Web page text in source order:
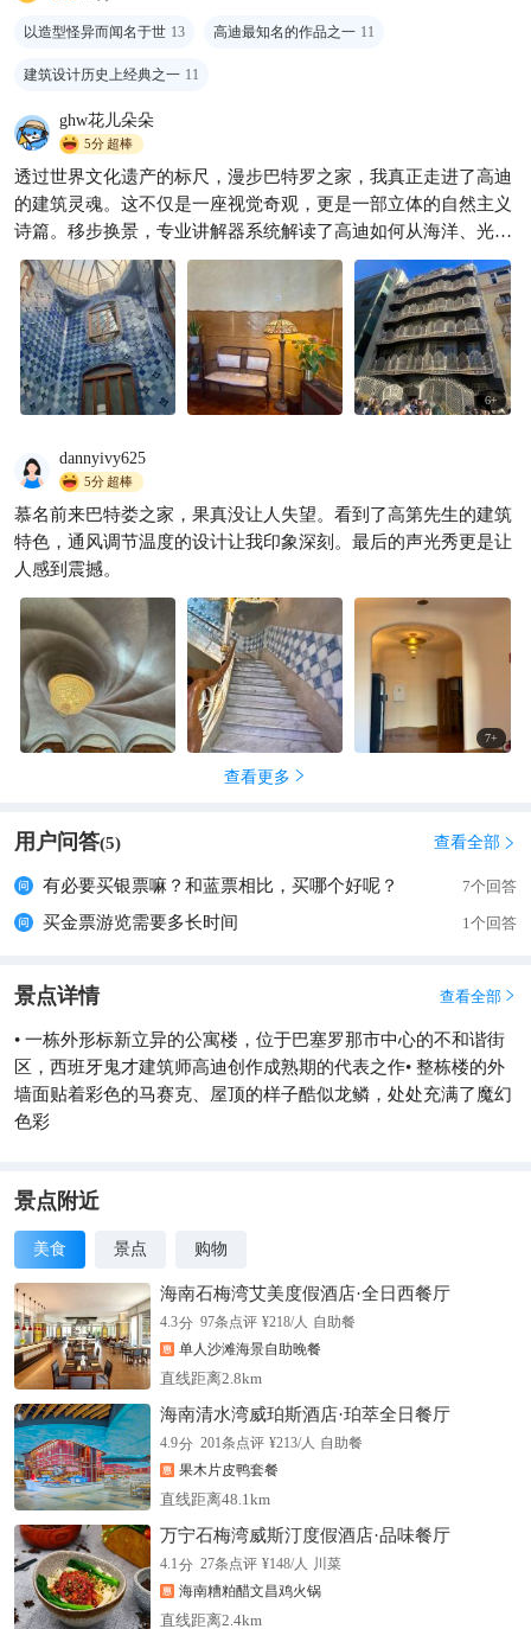
🇪🇸巴塞罗那！米拉之家隔
壁！都给我去住！！
ch燕燕 2192
以造型怪异而闻名于世 13 高迪最知名的作品之一 11
建筑设计历史上经典之一 11
ghw花儿朵朵
5分超棒
透过世界文化遗产的标尺，漫步巴特罗之家，我真正走进了高迪
的建筑灵魂。这不仅是一座视觉奇观，更是一部立体的自然主义
诗篇。移步换景，专业讲解器系统解读了高迪如何从海洋、光与
神话中汲取灵感：天井的色彩渐变模拟深海光影，屋顶的龙脊与
十字架之剑，完整呈现“圣乔治屠龙”的文学叙事。站在光影流转
的拱廊下，我深深感受到它让石头获得呼吸，让幻想成为可居住
的现实，永恒诠释着艺术如何以超越时代的精神，调和自然、人
文与灵性。买了金票，还赠送一套巴特罗之家的扑克牌，物超所
值！诚挚推荐携程此款产品，它远不止于游览，更是一场与建筑
6+
dannyivy625
5分超棒
慕名前来巴特娄之家，果真没让人失望。看到了高第先生的建筑
特色，通风调节温度的设计让我印象深刻。最后的声光秀更是让
人感到震撼。
7+
查看更多 
用户问答(5) 查看全部 
有必要买银票嘛？和蓝票相比，买哪个好呢？ 7个回答
买金票游览需要多长时间 1个回答
景点详情 查看全部 
• 一栋外形标新立异的公寓楼，位于巴塞罗那市中心的不和谐街
区，西班牙鬼才建筑师高迪创作成熟期的代表之作• 整栋楼的外
墙面贴着彩色的马赛克、屋顶的样子酷似龙鳞，处处充满了魔幻
色彩
景点附近
美食 景点 购物
海南石梅湾艾美度假酒店·全日西餐厅
4.3分 97条点评 ¥218/人 自助餐
单人沙滩海景自助晚餐
直线距离2.8km
海南清水湾威珀斯酒店·珀萃全日餐厅
4.9分 201条点评 ¥213/人 自助餐
果木片皮鸭套餐
直线距离48.1km
万宁石梅湾威斯汀度假酒店·品味餐厅
4.1分 27条点评 ¥148/人 川菜
海南糟粕醋文昌鸡火锅
直线距离2.4km